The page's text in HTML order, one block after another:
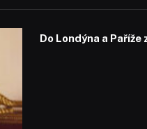
Do Londýna a